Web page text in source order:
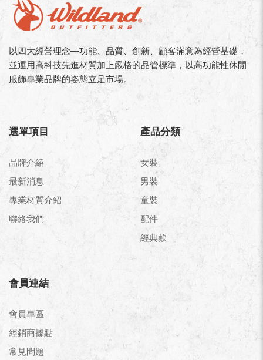
以四大經營理念—功能、品質、創新、顧客滿意為經營基礎，
並運用高科技先進材質加上嚴格的品管標準，以高功能性休閒
服飾專業品牌的姿態立足市場。
選單項目
品牌介紹
最新消息
專業材質介紹
聯絡我們
產品分類
女裝
男裝
童裝
配件
經典款
會員連結
會員專區
經銷商據點
常見問題